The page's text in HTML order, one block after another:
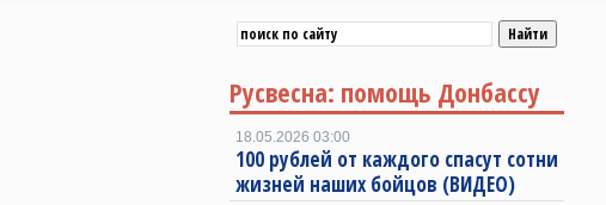
Русвесна: помощь Донбассу
18.05.2026 03:00
100 рублей от каждого спасут сотни
жизней наших бойцов (ВИДЕО)